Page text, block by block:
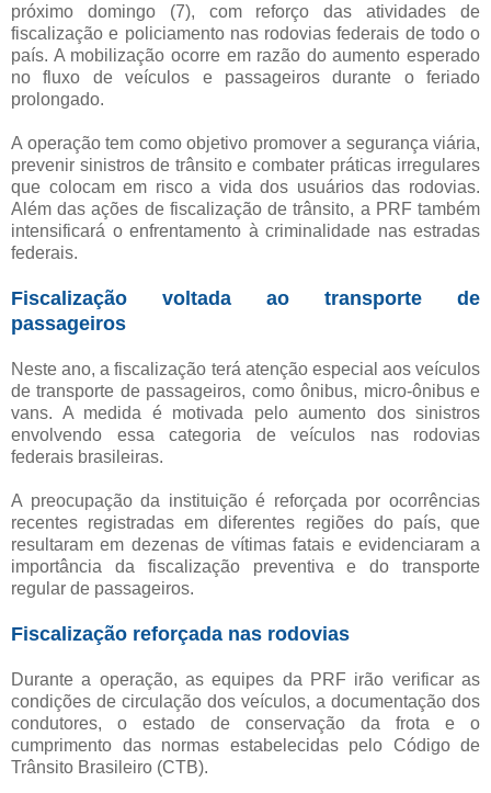
próximo domingo (7), com reforço das atividades de
fiscalização e policiamento nas rodovias federais de todo o
país. A mobilização ocorre em razão do aumento esperado
no fluxo de veículos e passageiros durante o feriado
prolongado.
A operação tem como objetivo promover a segurança viária,
prevenir sinistros de trânsito e combater práticas irregulares
que colocam em risco a vida dos usuários das rodovias.
Além das ações de fiscalização de trânsito, a PRF também
intensificará o enfrentamento à criminalidade nas estradas
federais.
Fiscalização voltada ao transporte de
passageiros
Neste ano, a fiscalização terá atenção especial aos veículos
de transporte de passageiros, como ônibus, micro-ônibus e
vans. A medida é motivada pelo aumento dos sinistros
envolvendo essa categoria de veículos nas rodovias
federais brasileiras.
A preocupação da instituição é reforçada por ocorrências
recentes registradas em diferentes regiões do país, que
resultaram em dezenas de vítimas fatais e evidenciaram a
importância da fiscalização preventiva e do transporte
regular de passageiros.
Fiscalização reforçada nas rodovias
Durante a operação, as equipes da PRF irão verificar as
condições de circulação dos veículos, a documentação dos
condutores, o estado de conservação da frota e o
cumprimento das normas estabelecidas pelo Código de
Trânsito Brasileiro (CTB).